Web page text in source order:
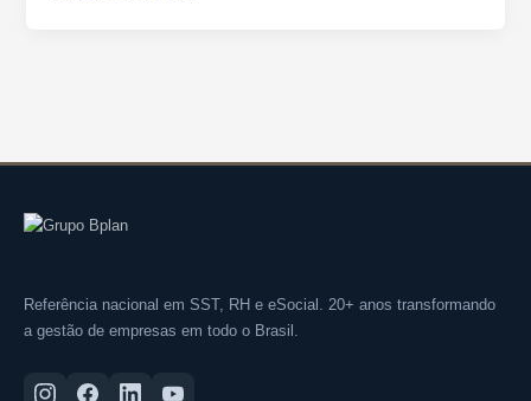
Referência nacional em SST, RH e eSocial. 20+ anos transformando
a gestão de empresas em todo o Brasil.